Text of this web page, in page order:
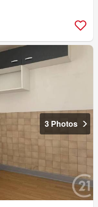
3 Photos